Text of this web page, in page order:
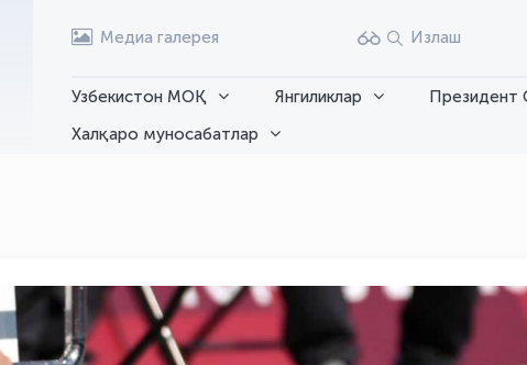
Медиа галерея Излаш
Узбекистон МОҚ Янгиликлар
Президент
Халқаро муносабатлар